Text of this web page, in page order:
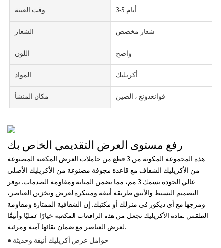
وقت العينة 3-5 أيام
الشعار شعار مخصص
اللون واضح
المواد أكريليك
مكان المنشأ قوانغدونغ ، الصين
هذه المجموعة المكونة من 3 قطع من حاملات العرض المكعبة المصنوعة
من الأكريليك الشفاف مع قاعدة مجوفة مصنوعة من الأكريليك الأصلي
عالي الجودة بسمك 3 مم، مما يضمن المتانة ومقاومة الصدمات. يوفر
التصميم البسيط والأنيق طريقة أنيقة ومبتكرة لعرض وتخزين العناصر،
ومزجها مع أي ديكور في منزلك أو مكتبك. إن الشفافية الممتازة ومقاومة
الطقس لمادة الأكريليك تجعل من هذه الرافعات المكعبة خيارًا عمليًا وأنيقًا
لعرض العناصر مع ضمان بقائها آمنة ومرئية.
● حوامل عرض أكريليك أنيقة وحديثة